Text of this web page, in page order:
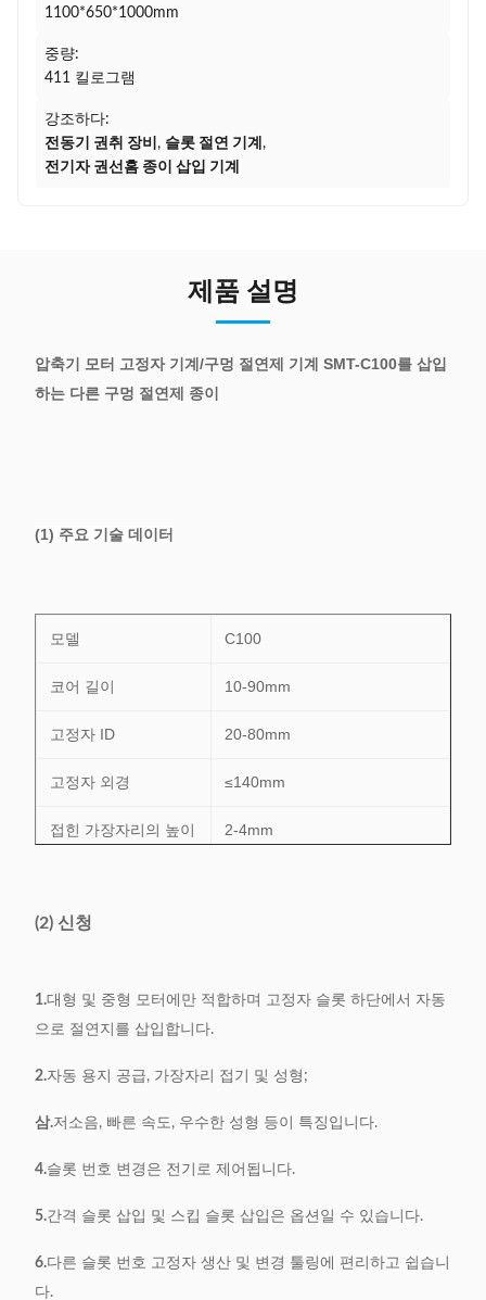
1100*650*1000mm
중량:
411 킬로그램
강조하다:
전동기 권취 장비 , 슬롯 절연 기계 ,
전기자 권선홈 종이 삽입 기계
제품 설명
압축기 모터 고정자 기계/구멍 절연제 기계 SMT-C100를 삽입
하는 다른 구멍 절연제 종이
(1) 주요 기술 데이터
모델 C100
코어 길이 10-90mm
고정자 ID 20-80mm
고정자 외경 ≤140mm
접힌 가장자리의 높이 2-4mm
능률
무게
치수 1100*650*1000mm
(2) 신청
1.대형 및 중형 모터에만 적합하며 고정자 슬롯 하단에서 자동
으로 절연지를 삽입합니다.
2.자동 용지 공급, 가장자리 접기 및 성형;
삼.저소음, 빠른 속도, 우수한 성형 등이 특징입니다.
4.슬롯 번호 변경은 전기로 제어됩니다.
5.간격 슬롯 삽입 및 스킵 슬롯 삽입은 옵션일 수 있습니다.
6.다른 슬롯 번호 고정자 생산 및 변경 툴링에 편리하고 쉽습니
다.